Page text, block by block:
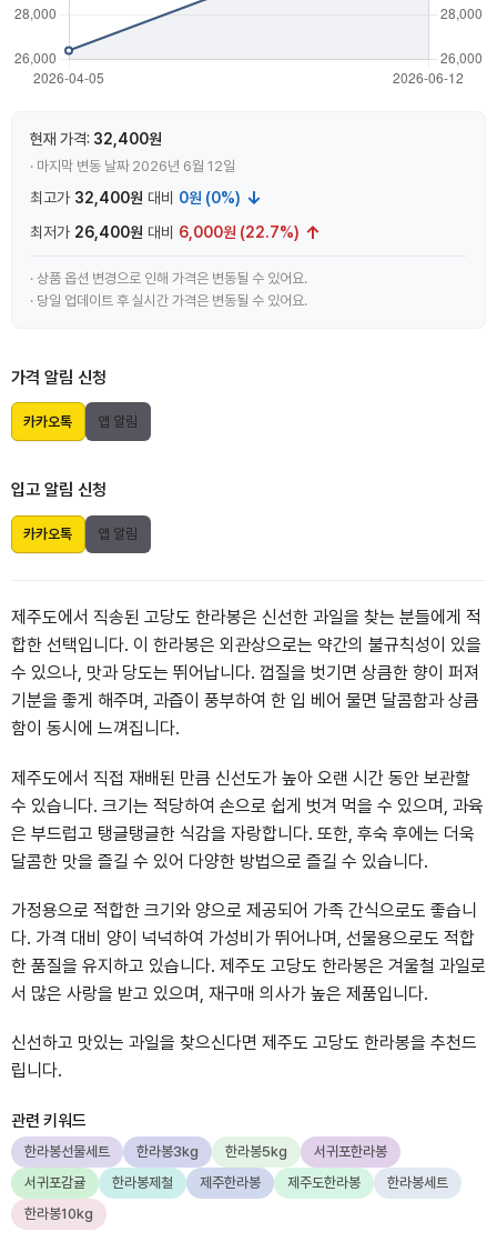
현재 가격: 32,400원
· 마지막 변동 날짜 2026년 6월 12일
최고가 32,400원 대비 0원 (0%) ↓
최저가 26,400원 대비 6,000원 (22.7%) ↑
· 상품 옵션 변경으로 인해 가격은 변동될 수 있어요.
· 당일 업데이트 후 실시간 가격은 변동될 수 있어요.
가격 알림 신청
카카오톡 앱 알림
입고 알림 신청
카카오톡 앱 알림
제주도에서 직송된 고당도 한라봉은 신선한 과일을 찾는 분들에게 적
합한 선택입니다. 이 한라봉은 외관상으로는 약간의 불규칙성이 있을
수 있으나, 맛과 당도는 뛰어납니다. 껍질을 벗기면 상큼한 향이 퍼져
기분을 좋게 해주며, 과즙이 풍부하여 한 입 베어 물면 달콤함과 상큼
함이 동시에 느껴집니다.
제주도에서 직접 재배된 만큼 신선도가 높아 오랜 시간 동안 보관할
수 있습니다. 크기는 적당하여 손으로 쉽게 벗겨 먹을 수 있으며, 과육
은 부드럽고 탱글탱글한 식감을 자랑합니다. 또한, 후숙 후에는 더욱
달콤한 맛을 즐길 수 있어 다양한 방법으로 즐길 수 있습니다.
가정용으로 적합한 크기와 양으로 제공되어 가족 간식으로도 좋습니
다. 가격 대비 양이 넉넉하여 가성비가 뛰어나며, 선물용으로도 적합
한 품질을 유지하고 있습니다. 제주도 고당도 한라봉은 겨울철 과일로
서 많은 사랑을 받고 있으며, 재구매 의사가 높은 제품입니다.
신선하고 맛있는 과일을 찾으신다면 제주도 고당도 한라봉을 추천드
립니다.
관련 키워드
한라봉선물세트 한라봉3kg 한라봉5kg
서귀포한라봉
서귀포감귤
한라봉제철 제주한라봉 제주도한라봉
한라봉세트
한라봉10kg